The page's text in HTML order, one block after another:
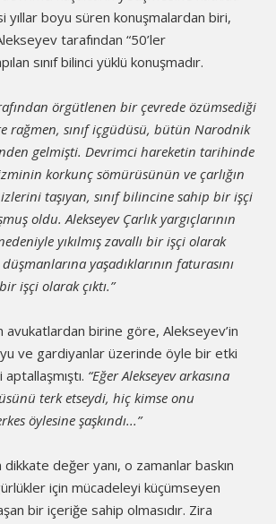
yıllar boyu süren konuşmalardan biri,
tarafından “50’ler
sınıf bilinci yüklü konuşmadır.
örgütlenen bir çevrede özümsediği
rağmen, sınıf içgüdüsü, bütün Narodnik
gelmişti. Devrimci hareketin tarihinde
korkunç sömürüsünün ve çarlığın
izlerini taşıyan, sınıf bilincine sahip bir işçi
oldu. Alekseyev Çarlık yargıçlarının
yıkılmış zavallı bir işçi olarak
düşmanlarına yaşadıklarının faturasını
işçi olarak çıktı.”
avukatlardan birine göre, Alekseyev’in
ve gardiyanlar üzerinde öyle bir etki
“Eğer Alekseyev arkasına
terk etseydi, hiç kimse onu
öylesine şaşkındı...”
dikkate değer yanı, o zamanlar baskın
için mücadeleyi küçümseyen
bir içeriğe sahip olmasıdır. Zira